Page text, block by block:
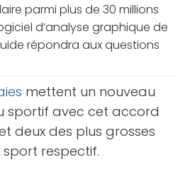
parmi plus de 30 millions
d’analyse graphique de
répondra aux questions
mettent un nouveau
sportif avec cet accord
deux des plus grosses
respectif.